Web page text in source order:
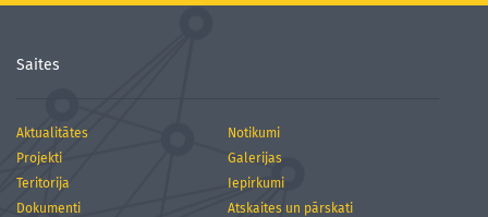
Saites
Aktualitātes
Notikumi
Projekti
Galerijas
Teritorija
Iepirkumi
Dokumenti
Atskaites un pārskati